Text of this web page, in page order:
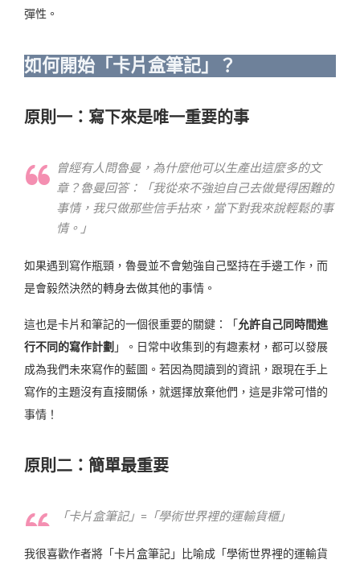
彈性。
如何開始「卡片盒筆記」？
原則一：寫下來是唯一重要的事
曾經有人問魯曼，為什麼他可以生產出這麼多的文
章？魯曼回答：「我從來不強迫自己去做覺得困難的
事情，我只做那些信手拈來，當下對我來說輕鬆的事
情。」
如果遇到寫作瓶頸，魯曼並不會勉強自己堅持在手邊工作，而
是會毅然決然的轉身去做其他的事情。
這也是卡片和筆記的一個很重要的關鍵：「允許自己同時間進
行不同的寫作計劃 」。日常中收集到的有趣素材，都可以發展
成為我們未來寫作的藍圖。若因為閱讀到的資訊，跟現在手上
寫作的主題沒有直接關係，就選擇放棄他們，這是非常可惜的
事情！
原則二：簡單最重要
「卡片盒筆記」=「學術世界裡的運輸貨櫃」
我很喜歡作者將「卡片盒筆記」比喻成「學術世界裡的運輸貨